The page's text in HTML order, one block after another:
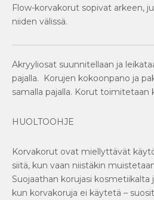
Flow-korvakorut sopivat arkeen,
niiden välissä.
Akryyliosat suunnitellaan ja
pajalla. Korujen kokoonpano ja
samalla pajalla. Korut toimitetaan
HUOLTOOHJE
Korvakorut ovat miellyttävät
siitä, kun vaan niistäkin
Suojaathan korujasi kosmetiikalta
kun korvakoruja ei käytetä –